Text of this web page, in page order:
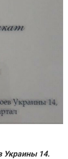
Украины 14.